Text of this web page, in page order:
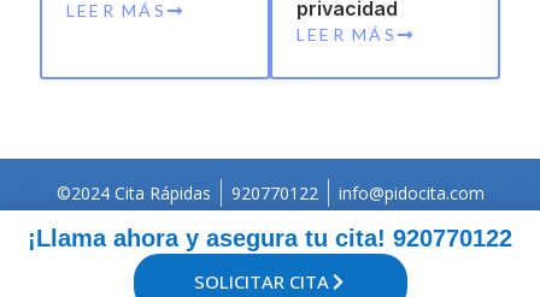
LEER MÁS
privacidad
LEER MÁS
©2024 Cita Rápidas 920770122 info@pidocita.com
¡Llama ahora y asegura tu cita! 920770122
SOLICITAR CITA